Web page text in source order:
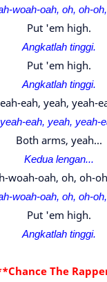
woah-oah, oh, oh-
Put 'em high.
Angkatlah tinggi.
Put 'em high.
Angkatlah tinggi.
eah, yeah, yeah-
eah, yeah, yeah-
Both arms, yeah...
Kedua lengan...
woah-oah, oh, oh-
woah-oah, oh, oh-
Put 'em high.
Angkatlah tinggi.
The